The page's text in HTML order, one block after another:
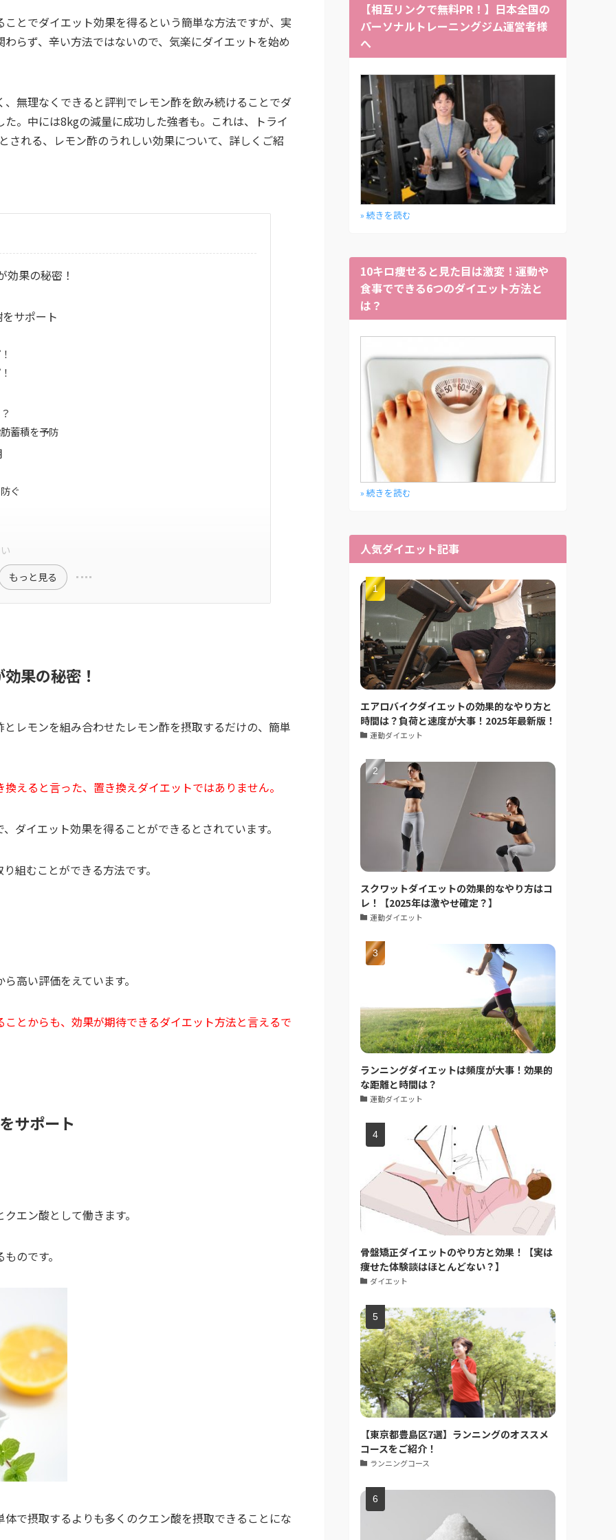
とでダイエット効果を得るという簡単な方法ですが、実
らず、辛い方法ではないので、気楽にダイエットを始め
、無理なくできると評判でレモン酢を飲み続けることでダ
。中には8kgの減量に成功した強者も。これは、トライ
される、レモン酢のうれしい効果について、詳しくご紹
果の秘密！
サポート
蓄積を予防
ぐ
もっと見る
果の秘密！
レモンを組み合わせたレモン酢を摂取するだけの、簡単
えると言った、置き換えダイエットではありません。
ダイエット効果を得ることができるとされています。
組むことができる方法です。
高い評価をえています。
とからも、効果が期待できるダイエット方法と言えるで
サポート
エン酸として働きます。
のです。
で摂取するよりも多くのクエン酸を摂取できることにな
【相互リンクで無料PR！】日本全国の
パーソナルトレーニングジム運営者様
へ
» 続きを読む
10キロ痩せると見た目は激変！運動や
食事でできる6つのダイエット方法と
は？
» 続きを読む
人気ダイエット記事
エアロバイクダイエットの効果的なやり方と
時間は？負荷と速度が大事！2025年最新版！
運動ダイエット
スクワットダイエットの効果的なやり方はコ
レ！【2025年は激やせ確定？】
運動ダイエット
ランニングダイエットは頻度が大事！効果的
な距離と時間は？
運動ダイエット
骨盤矯正ダイエットのやり方と効果！【実は
痩せた体験談はほとんどない？】
ダイエット
【東京都豊島区7選】ランニングのオススメ
コースをご紹介！
ランニングコース